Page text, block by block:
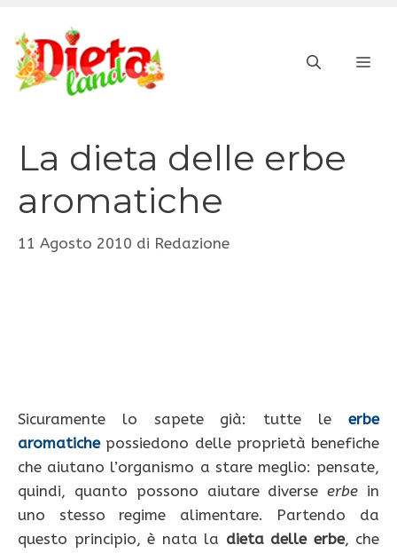
contenuto
La dieta delle erbe
aromatiche
11 Agosto 2010 di Redazione
Sicuramente lo sapete già: tutte le erbe
aromatichepossiedono delle proprietà benefiche
che aiutano l’organismo a stare meglio: pensate,
quindi, quanto possono aiutare diverseerbe in
uno stesso regime alimentare. Partendo da
questo principio, è nata la dieta delle erbe, che